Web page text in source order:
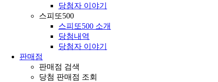
당첨자 이야기
스피또500
스피또500 소개
당첨내역
당첨자 이야기
판매점
판매점 검색
당첨 판매점 조회